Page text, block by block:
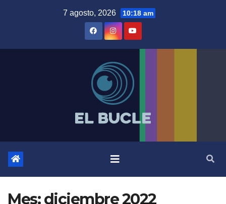
7 agosto, 2026 10:18 am
Mes:diciembre 2022